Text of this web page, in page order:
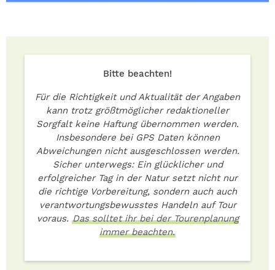
Bitte beachten!
Für die Richtigkeit und Aktualität der Angaben
kann trotz größtmöglicher redaktioneller
Sorgfalt keine Haftung übernommen werden.
Insbesondere bei GPS Daten können
Abweichungen nicht ausgeschlossen werden.
Sicher unterwegs: Ein glücklicher und
erfolgreicher Tag in der Natur setzt nicht nur
die richtige Vorbereitung, sondern auch auch
verantwortungsbewusstes Handeln auf Tour
voraus. Das solltet ihr bei der Tourenplanung
immer beachten.